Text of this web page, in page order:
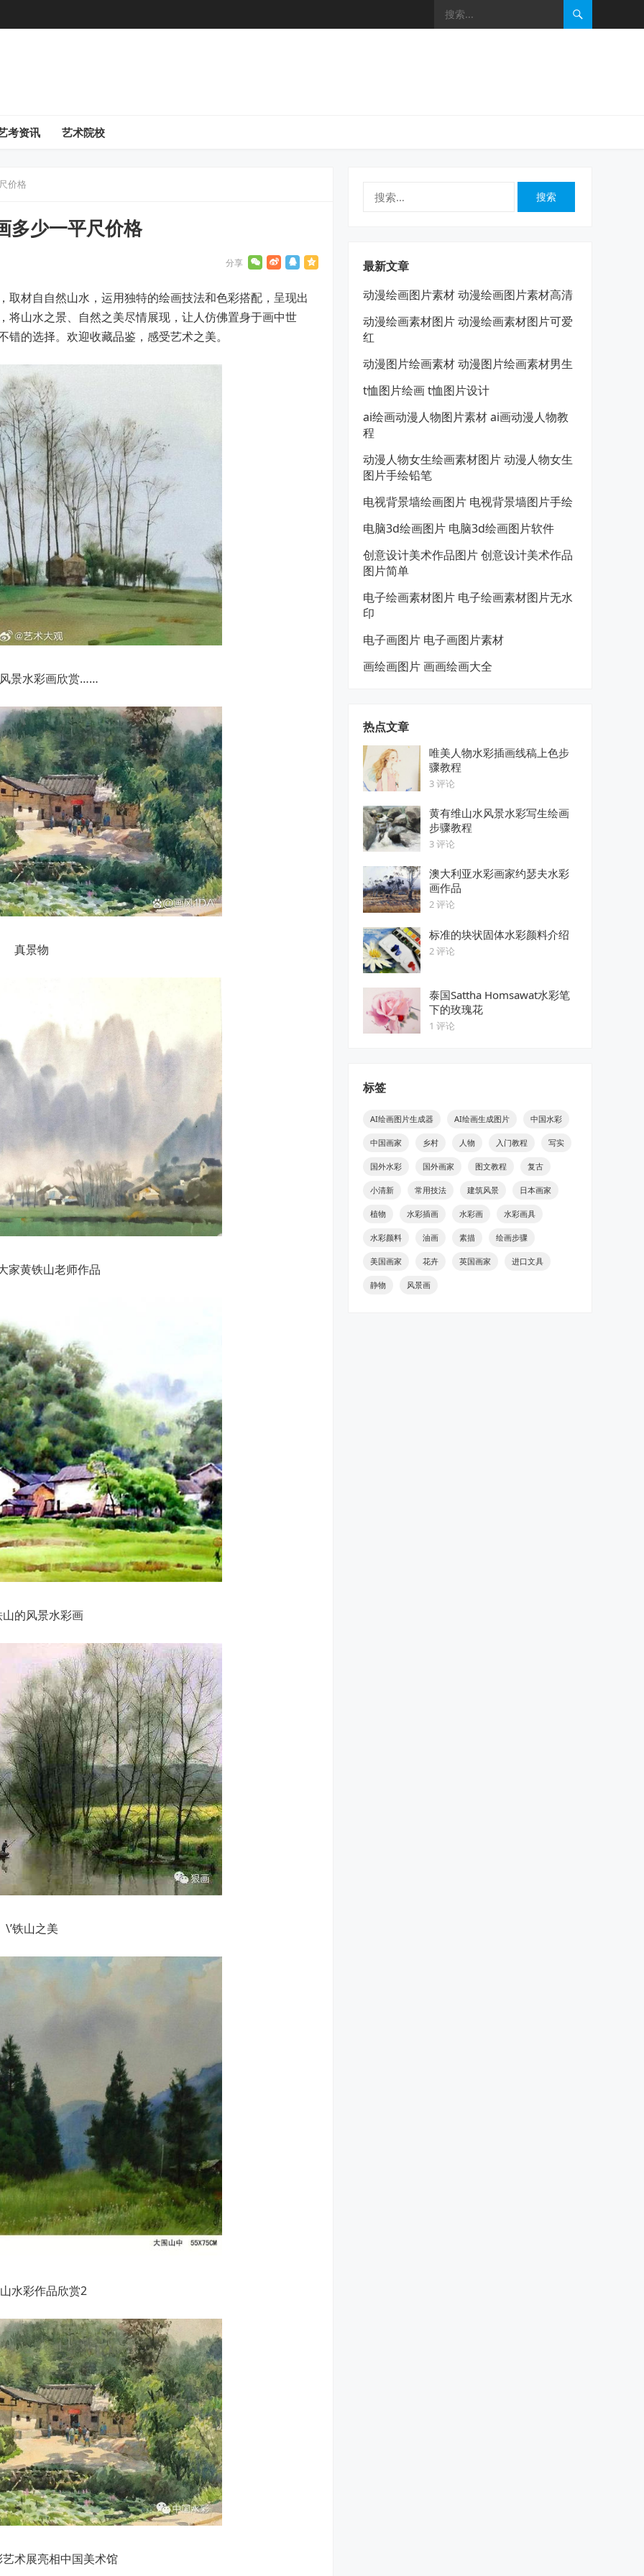
考资讯 艺术院校
价格
多少一平尺价格
材自自然山水，运用独特的绘画技法和色彩搭配，呈现出
将山水之景、自然之美尽情展现，让人仿佛置身于画中世
的选择。欢迎收藏品鉴，感受艺术之美。
景水彩画欣赏……
真景物
家黄铁山老师作品
的风景水彩画
\’铁山之美
水彩作品欣赏2
术展亮相中国美术馆
最新文章
动漫绘画图片素材 动漫绘画图片素材高清
动漫绘画素材图片 动漫绘画素材图片可爱
红
动漫图片绘画素材 动漫图片绘画素材男生
t恤图片绘画 t恤图片设计
ai绘画动漫人物图片素材 ai画动漫人物教
程
动漫人物女生绘画素材图片 动漫人物女生
图片手绘铅笔
电视背景墙绘画图片 电视背景墙图片手绘
电脑3d绘画图片 电脑3d绘画图片软件
创意设计美术作品图片 创意设计美术作品
图片简单
电子绘画素材图片 电子绘画素材图片无水
印
电子画图片 电子画图片素材
画绘画图片 画画绘画大全
热点文章
唯美人物水彩插画线稿上色步
骤教程
3 评论
黄有维山水风景水彩写生绘画
步骤教程
3 评论
澳大利亚水彩画家约瑟夫水彩
画作品
2 评论
标准的块状固体水彩颜料介绍
2 评论
泰国Sattha Homsawat水彩笔
下的玫瑰花
1 评论
标签
AI绘画图片生成器 AI绘画生成图片 中国水彩
中国画家 乡村 人物 入门教程 写实
国外水彩 国外画家 图文教程 复古
小清新 常用技法 建筑风景 日本画家
植物 水彩插画 水彩画 水彩画具
水彩颜料 油画 素描 绘画步骤
美国画家 花卉 英国画家 进口文具
静物 风景画